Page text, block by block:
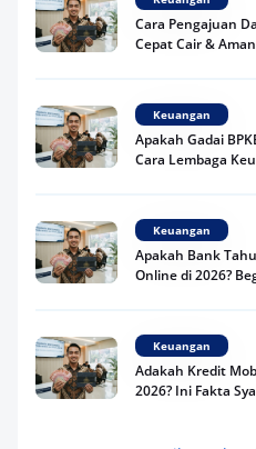
Cara Pengajuan
Cepat Cair & Aman
Keuangan
Apakah Gadai
Cara Lembaga
Keuangan
Apakah Bank
Online di 2026?
Keuangan
Adakah Kredit
2026? Ini Fakta